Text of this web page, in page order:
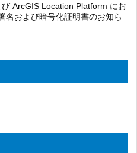
ArcGIS Location Platform にお
名および暗号化証明書のお知ら